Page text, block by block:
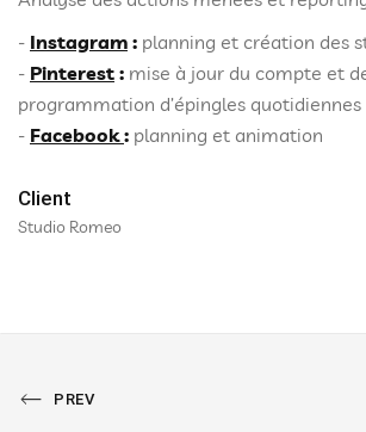
- Instagram : planning et création des
- Pinterest : mise à jour du compte et
programmation d’épingles quotidiennes
- Facebook: planning et animation
Client
Studio Romeo
PREVIOUS
PREV